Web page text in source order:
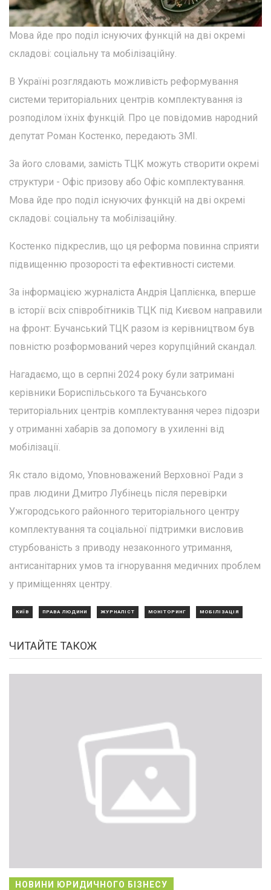
Мова йде про поділ існуючих функцій на дві окремі
складові: соціальну та мобілізаційну.
В Україні розглядають можливість реформування
системи територіальних центрів комплектування із
розподілом їхніх функцій. Про це повідомив народний
депутат Роман Костенко, передають ЗМІ.
За його словами, замість ТЦК можуть створити окремі
структури - Офіс призову або Офіс комплектування.
Мова йде про поділ існуючих функцій на дві окремі
складові: соціальну та мобілізаційну.
Костенко підкреслив, що ця реформа повинна сприяти
підвищенню прозорості та ефективності системи.
За інформацією журналіста Андрія Цаплієнка, вперше
в історії всіх співробітників ТЦК під Києвом направили
на фронт: Бучанський ТЦК разом із керівництвом був
повністю розформований через корупційний скандал.
Нагадаємо, що в серпні 2024 року були затримані
керівники Бориспільського та Бучанського
територіальних центрів комплектування через підозри
у отриманні хабарів за допомогу в ухиленні від
мобілізації.
Як стало відомо, Уповноважений Верховної Ради з
прав людини Дмитро Лубінець після перевірки
Ужгородського районного територіального центру
комплектування та соціальної підтримки висловив
стурбованість з приводу незаконного утримання,
антисанітарних умов та ігнорування медичних проблем
у приміщеннях центру.
КИЇВ ПРАВА ЛЮДИНИ ЖУРНАЛІСТ МОНІТОРИНГ МОБІЛІЗАЦІЯ
ЧИТАЙТЕ ТАКОЖ
НОВИНИ ЮРИДИЧНОГО БІЗНЕСУ